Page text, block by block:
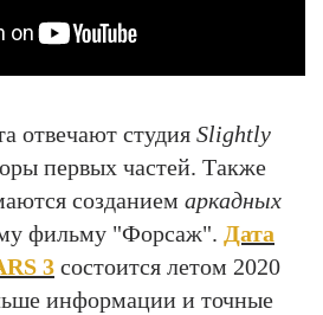
отвечают студия Slightly
первых частей. Также
созданием аркадных
фильму "Форсаж". Дата
3 состоится летом 2020
информации и точные